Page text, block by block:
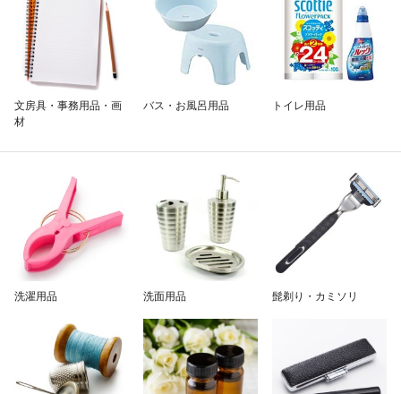
文房具・事務用品・画
材
バス・お風呂用品 トイレ用品
洗濯用品 洗面用品 髭剃り・カミソリ